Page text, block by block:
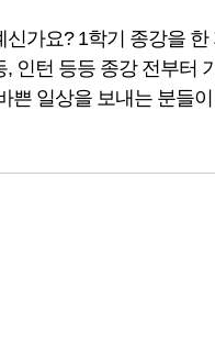
러닝은 총 세 개의 스
는 친구들에게
를 배운 적이 있다면
벳을 구별하기 시작한
가요? 1학기 종강을 한
인턴 등등 종강 전부터
쁜 일상을 보내는 분들
실력을 더욱 업그레이